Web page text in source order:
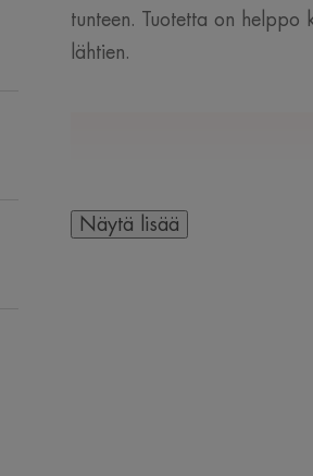
tunteen. Tuotetta on
lähtien.
Näytä lisää